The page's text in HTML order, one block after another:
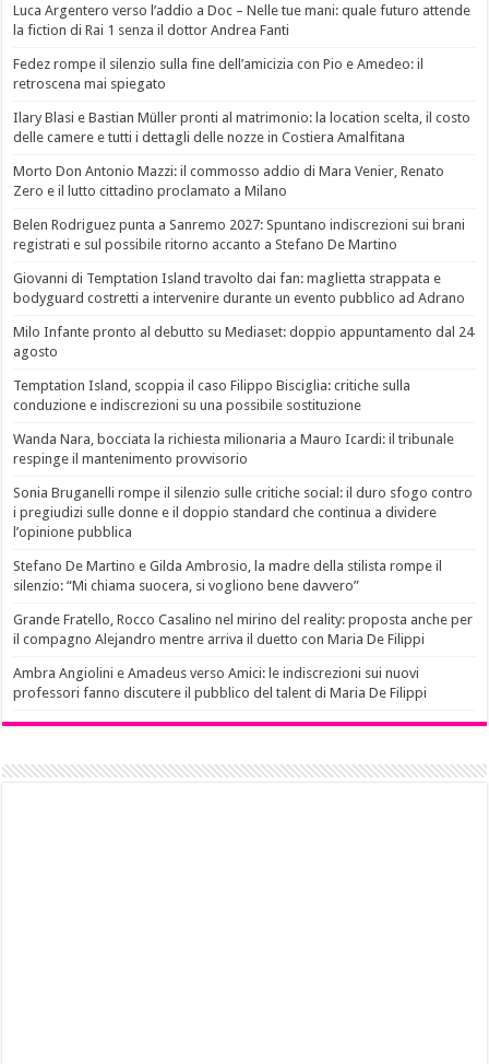
Luca Argentero verso l’addio a Doc – Nelle tue mani: quale futuro attende
la fiction di Rai 1 senza il dottor Andrea Fanti
Fedez rompe il silenzio sulla fine dell’amicizia con Pio e Amedeo: il
retroscena mai spiegato
Ilary Blasi e Bastian Müller pronti al matrimonio: la location scelta, il costo
delle camere e tutti i dettagli delle nozze in Costiera Amalfitana
Morto Don Antonio Mazzi: il commosso addio di Mara Venier, Renato
Zero e il lutto cittadino proclamato a Milano
Belen Rodriguez punta a Sanremo 2027: Spuntano indiscrezioni sui brani
registrati e sul possibile ritorno accanto a Stefano De Martino
Giovanni di Temptation Island travolto dai fan: maglietta strappata e
bodyguard costretti a intervenire durante un evento pubblico ad Adrano
Milo Infante pronto al debutto su Mediaset: doppio appuntamento dal 24
agosto
Temptation Island, scoppia il caso Filippo Bisciglia: critiche sulla
conduzione e indiscrezioni su una possibile sostituzione
Wanda Nara, bocciata la richiesta milionaria a Mauro Icardi: il tribunale
respinge il mantenimento provvisorio
Sonia Bruganelli rompe il silenzio sulle critiche social: il duro sfogo contro
i pregiudizi sulle donne e il doppio standard che continua a dividere
l’opinione pubblica
Stefano De Martino e Gilda Ambrosio, la madre della stilista rompe il
silenzio: “Mi chiama suocera, si vogliono bene davvero”
Grande Fratello, Rocco Casalino nel mirino del reality: proposta anche per
il compagno Alejandro mentre arriva il duetto con Maria De Filippi
Ambra Angiolini e Amadeus verso Amici: le indiscrezioni sui nuovi
professori fanno discutere il pubblico del talent di Maria De Filippi